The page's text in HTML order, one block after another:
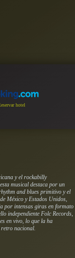
hotel
y el rockabilly
musical destaca por un
and blues primitivo y el
México y Estados Unidos,
por intensas giras en formato
independiente Folc Records,
en vivo, lo que la ha
retro nacional.